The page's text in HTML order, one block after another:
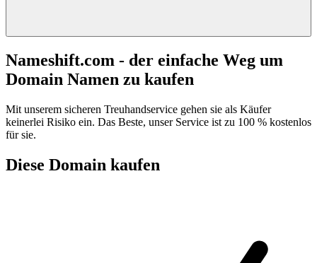
Nameshift.com - der einfache Weg um
Domain Namen zu kaufen
Mit unserem sicheren Treuhandservice gehen sie als Käufer
keinerlei Risiko ein. Das Beste, unser Service ist zu 100 % kostenlos
für sie.
Diese Domain kaufen